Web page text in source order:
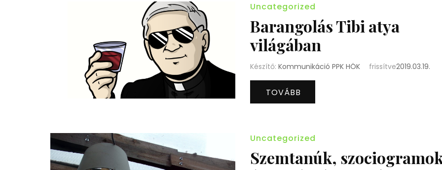
Uncategorized
Barangolás Tibi atya
világában
Készítő: Kommunikáció PPK HÖK frissítve2019.03.19.
TOVÁBB
Uncategorized
Szemtanúk,